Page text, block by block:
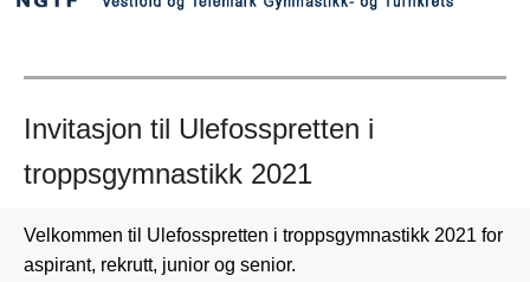
Invitasjon til Ulefosspretten i
troppsgymnastikk 2021
Velkommen til Ulefosspretten i troppsgymnastikk 2021 for
aspirant, rekrutt, junior og senior.